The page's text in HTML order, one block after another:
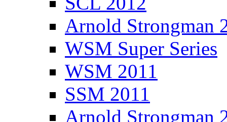
Arnold Strongman
WSM Super Series
WSM 2011
SSM 2011
Arnold Strongman